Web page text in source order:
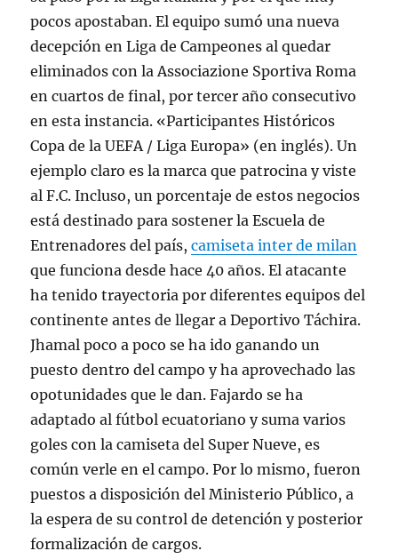
pocos apostaban. El equipo sumó una nueva
decepción en Liga de Campeones al quedar
eliminados con la Associazione Sportiva Roma
en cuartos de final, por tercer año consecutivo
en esta instancia. «Participantes Históricos
Copa de la UEFA / Liga Europa» (en inglés). Un
ejemplo claro es la marca que patrocina y viste
al F.C. Incluso, un porcentaje de estos negocios
está destinado para sostener la Escuela de
Entrenadores del país,camiseta inter de milan
que funciona desde hace 40 años. El atacante
ha tenido trayectoria por diferentes equipos del
continente antes de llegar a Deportivo Táchira.
Jhamal poco a poco se ha ido ganando un
puesto dentro del campo y ha aprovechado las
opotunidades que le dan. Fajardo se ha
adaptado al fútbol ecuatoriano y suma varios
goles con la camiseta del Super Nueve, es
común verle en el campo. Por lo mismo, fueron
puestos a disposición del Ministerio Público, a
la espera de su control de detención y posterior
formalización de cargos.